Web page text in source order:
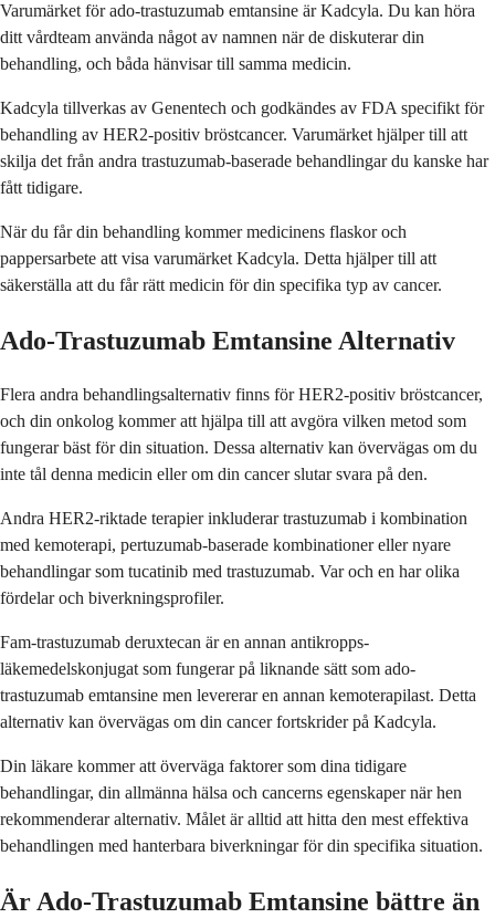
Varumärket för ado-trastuzumab emtansine är Kadcyla. Du kan höra
ditt vårdteam använda något av namnen när de diskuterar din
behandling, och båda hänvisar till samma medicin.
Kadcyla tillverkas av Genentech och godkändes av FDA specifikt för
behandling av HER2-positiv bröstcancer. Varumärket hjälper till att
skilja det från andra trastuzumab-baserade behandlingar du kanske har
fått tidigare.
När du får din behandling kommer medicinens flaskor och
pappersarbete att visa varumärket Kadcyla. Detta hjälper till att
säkerställa att du får rätt medicin för din specifika typ av cancer.
Ado-Trastuzumab Emtansine Alternativ
Flera andra behandlingsalternativ finns för HER2-positiv bröstcancer,
och din onkolog kommer att hjälpa till att avgöra vilken metod som
fungerar bäst för din situation. Dessa alternativ kan övervägas om du
inte tål denna medicin eller om din cancer slutar svara på den.
Andra HER2-riktade terapier inkluderar trastuzumab i kombination
med kemoterapi, pertuzumab-baserade kombinationer eller nyare
behandlingar som tucatinib med trastuzumab. Var och en har olika
fördelar och biverkningsprofiler.
Fam-trastuzumab deruxtecan är en annan antikropps-
läkemedelskonjugat som fungerar på liknande sätt som ado-
trastuzumab emtansine men levererar en annan kemoterapilast. Detta
alternativ kan övervägas om din cancer fortskrider på Kadcyla.
Din läkare kommer att överväga faktorer som dina tidigare
behandlingar, din allmänna hälsa och cancerns egenskaper när hen
rekommenderar alternativ. Målet är alltid att hitta den mest effektiva
behandlingen med hanterbara biverkningar för din specifika situation.
Är Ado-Trastuzumab Emtansine bättre än